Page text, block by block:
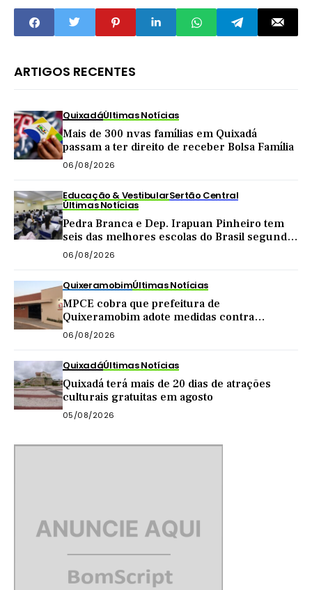
ARTIGOS RECENTES
QuixadáÚltimas Notícias
Mais de 300 nvas famílias em Quixadá
passam a ter direito de receber Bolsa Família
06/08/2026
Educação & VestibularSertão Central
Últimas Notícias
Pedra Branca e Dep. Irapuan Pinheiro tem
seis das melhores escolas do Brasil segundo
MEC
06/08/2026
QuixeramobimÚltimas Notícias
MPCE cobra que prefeitura de
Quixeramobim adote medidas contra
poluição sonora em casa de forró
06/08/2026
QuixadáÚltimas Notícias
Quixadá terá mais de 20 dias de atrações
culturais gratuitas em agosto
05/08/2026